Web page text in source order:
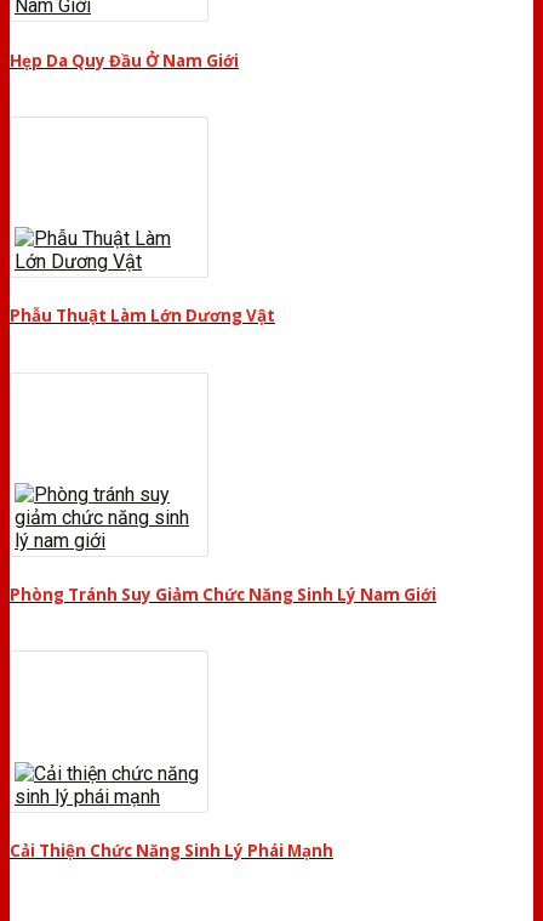
Hẹp Da Quy Đầu Ở Nam Giới
Phẫu Thuật Làm Lớn Dương Vật
Phòng Tránh Suy Giảm Chức Năng Sinh Lý Nam Giới
Cải Thiện Chức Năng Sinh Lý Phái Mạnh